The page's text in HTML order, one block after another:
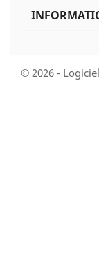
© 2026 -